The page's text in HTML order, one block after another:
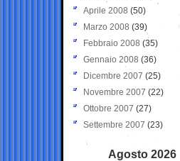
Aprile 2008 (50)
Marzo 2008 (39)
Febbraio 2008 (35)
Gennaio 2008 (36)
Dicembre 2007 (25)
Novembre 2007 (22)
Ottobre 2007 (27)
Settembre 2007 (23)
Agosto 2026